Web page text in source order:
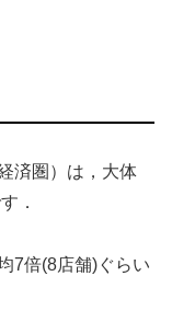
済圏）は，大体
．
7倍(8店舗)ぐらい